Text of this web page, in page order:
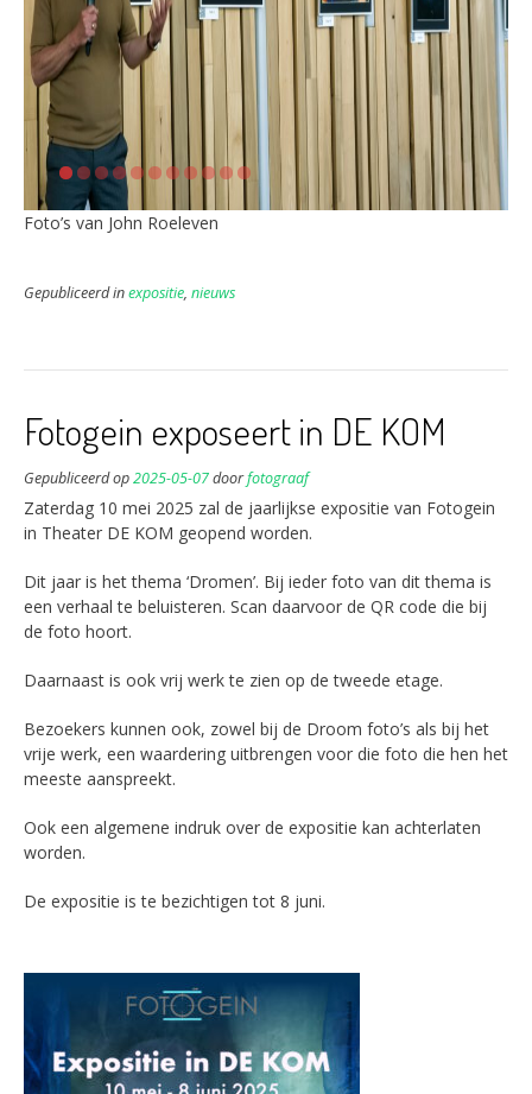
Foto’s van John Roeleven
Gepubliceerd inexpositie, nieuws
Fotogein exposeert in DE KOM
Gepubliceerd op2025-05-07doorfotograaf
Zaterdag 10 mei 2025 zal de jaarlijkse expositie van Fotogein
in Theater DE KOM geopend worden.
Dit jaar is het thema ‘Dromen’. Bij ieder foto van dit thema is
een verhaal te beluisteren. Scan daarvoor de QR code die bij
de foto hoort.
Daarnaast is ook vrij werk te zien op de tweede etage.
Bezoekers kunnen ook, zowel bij de Droom foto’s als bij het
vrije werk, een waardering uitbrengen voor die foto die hen het
meeste aanspreekt.
Ook een algemene indruk over de expositie kan achterlaten
worden.
De expositie is te bezichtigen tot 8 juni.